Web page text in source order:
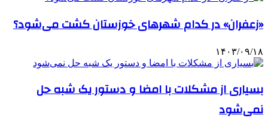
«زعفران» در کدام شهرهای خوزستان کشت می‌شود؟
۱۴۰۳/۰۹/۱۸
بسیاری از مشکلات با امضا و دستور یک شبه حل
نمی‌شود